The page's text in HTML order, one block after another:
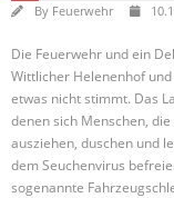
By Feuerwehr
Die Feuerwehr und ein
Wittlicher Helenenhof
etwas nicht stimmt. Das
denen sich Menschen,
ausziehen, duschen und
dem Seuchenvirus
sogenannte